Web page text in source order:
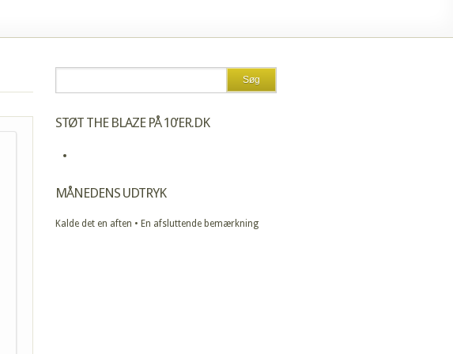
STØT THE BLAZE PÅ 10’ER.DK
MÅNEDENS UDTRYK
Kalde det en aften • En afsluttende bemærkning